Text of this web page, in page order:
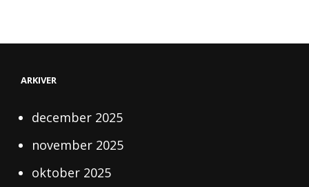
ARKIVER
december 2025
november 2025
oktober 2025